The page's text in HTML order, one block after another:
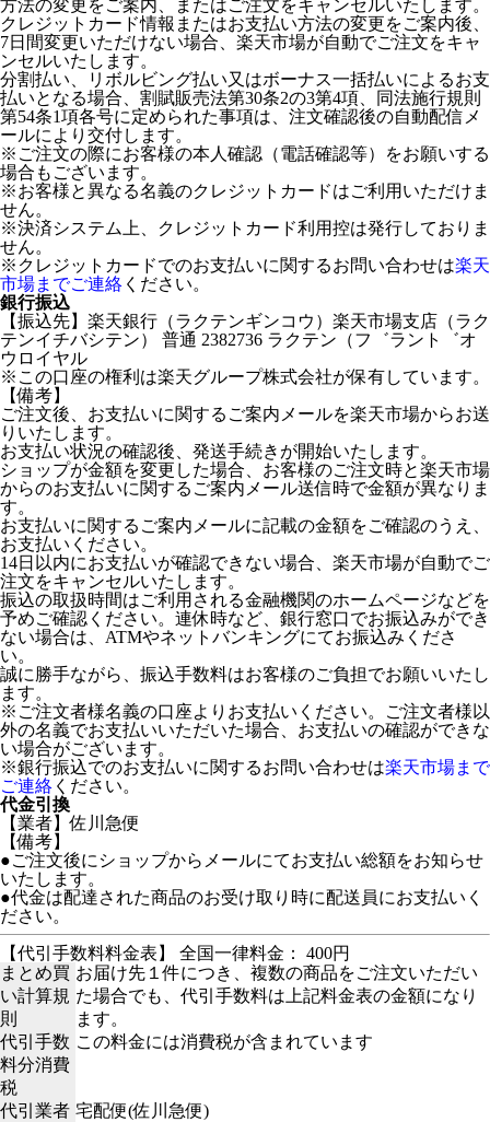
方法の変更をご案内、またはご注文をキャンセルいたします。
クレジットカード情報またはお支払い方法の変更をご案内後、
7日間変更いただけない場合、楽天市場が自動でご注文をキャ
ンセルいたします。
分割払い、リボルビング払い又はボーナス一括払いによるお支
払いとなる場合、割賦販売法第30条2の3第4項、同法施行規則
第54条1項各号に定められた事項は、注文確認後の自動配信メ
ールにより交付します。
※ご注文の際にお客様の本人確認（電話確認等）をお願いする
場合もございます。
※お客様と異なる名義のクレジットカードはご利用いただけま
せん。
※決済システム上、クレジットカード利用控は発行しておりま
せん。
※クレジットカードでのお支払いに関するお問い合わせは楽天
市場までご連絡 ください。
銀行振込
【振込先】楽天銀行（ラクテンギンコウ）楽天市場支店（ラク
テンイチバシテン） 普通 2382736 ラクテン（フ゛ラント゛オ
ウロイヤル
※この口座の権利は楽天グループ株式会社が保有しています。
【備考】
ご注文後、お支払いに関するご案内メールを楽天市場からお送
りいたします。
お支払い状況の確認後、発送手続きが開始いたします。
ショップが金額を変更した場合、お客様のご注文時と楽天市場
からのお支払いに関するご案内メール送信時で金額が異なりま
す。
お支払いに関するご案内メールに記載の金額をご確認のうえ、
お支払いください。
14日以内にお支払いが確認できない場合、楽天市場が自動でご
注文をキャンセルいたします。
振込の取扱時間はご利用される金融機関のホームページなどを
予めご確認ください。連休時など、銀行窓口でお振込みができ
ない場合は、ATMやネットバンキングにてお振込みくださ
い。
誠に勝手ながら、振込手数料はお客様のご負担でお願いいたし
ます。
※ご注文者様名義の口座よりお支払いください。ご注文者様以
外の名義でお支払いいただいた場合、お支払いの確認ができな
い場合がございます。
※銀行振込でのお支払いに関するお問い合わせは楽天市場まで
ご連絡 ください。
代金引換
【業者】佐川急便
【備考】
●ご注文後にショップからメールにてお支払い総額をお知らせ
いたします。
●代金は配達された商品のお受け取り時に配送員にお支払いく
ださい。
【代引手数料料金表】 全国一律料金： 400円
まとめ買
い計算規
則
お届け先１件につき、複数の商品をご注文いただい
た場合でも、代引手数料は上記料金表の金額になり
ます。
代引手数
料分消費
税
この料金には消費税が含まれています
代引業者 宅配便(佐川急便)